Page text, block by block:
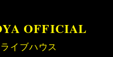
OFFICIAL
イブハウス